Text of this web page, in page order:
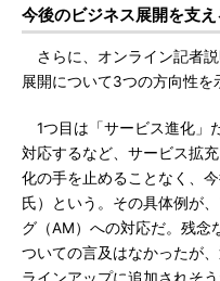
今後のビジネス展開を支
さらに、オンライン記者
展開について3つの方向性を
1つ目は「サービス進化」
対応するなど、サービス拡
化の手を止めることなく、
氏）という。その具体例が
グ（AM）への対応だ。残念
ついての言及はなかったが